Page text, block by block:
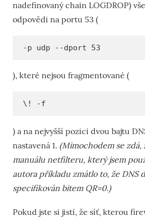
nadefinovaný chain LOGDROP)
odpovědi na portu 53 (
-p udp --dport 53
), které nejsou fragmentované (
\! -f
) a na nejvyšší pozici dvou bajtu
nastavená 1. (Mimochodem se zdá,
manuálu netfilteru, který jsem
autora příkladu zmátlo to, že DNS
specifikován bitem QR=0.)
Pokud jste si jistí, že síť, kterou